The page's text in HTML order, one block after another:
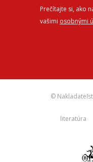
Prečítajte si, ako
vašimi osobnými
©
literatúra